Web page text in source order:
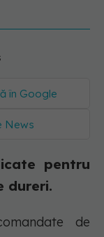
în Google
News
pentru
dureri.
de